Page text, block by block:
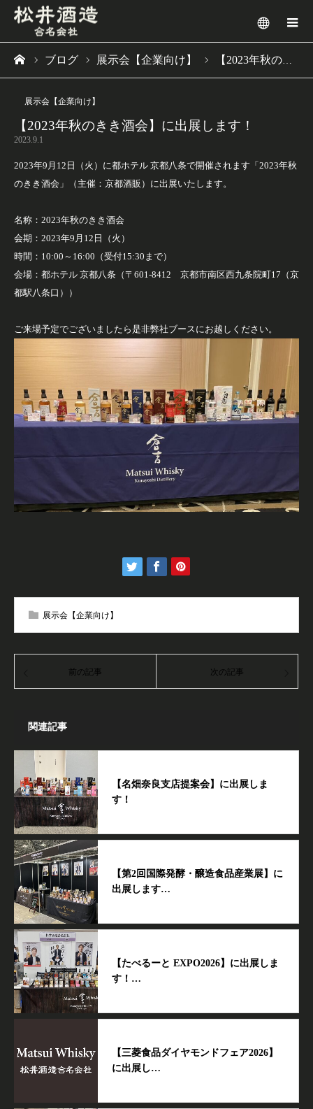
メニュー
ブログ 展示会【企業向け】 【2023年秋のきき酒会】に出展します！
展示会【企業向け】
【2023年秋のきき酒会】に出展します！
2023.9.1
2023年9月12日（火）に都ホテル 京都八条で開催されます「2023年秋
のきき酒会」（主催：京都酒販）に出展いたします。
名称：2023年秋のきき酒会
会期：2023年9月12日（火）
時間：10:00～16:00（受付15:30まで）
会場：都ホテル 京都八条（〒601-8412 京都市南区西九条院町17（京
都駅八条口））
ご来場予定でございましたら是非弊社ブースにお越しください。
展示会【企業向け】
前の記事 次の記事
関連記事
【名畑奈良支店提案会】に出展しま
す！
【第2回国際発酵・醸造食品産業展】に
出展します…
【たべるーと EXPO2026】に出展しま
す！…
【三菱食品ダイヤモンドフェア2026】
に出展し…